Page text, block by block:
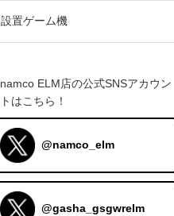
設置ゲーム機
namco ELM店の公式SNSアカウン
トはこちら！
@namco_elm
@gasha_gsgwrelm